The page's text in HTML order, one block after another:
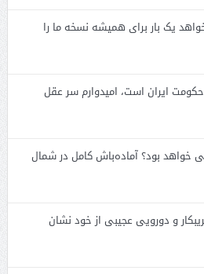
یک بار برای همیشه نسخه ما را
ایران است، امیدوارم سر عقل
خواهد بود؟ آماده‌باش کامل در شمال
و دورویی عجیبی از خود نشان